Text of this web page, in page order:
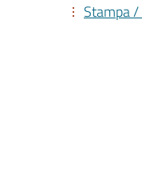
Stampa